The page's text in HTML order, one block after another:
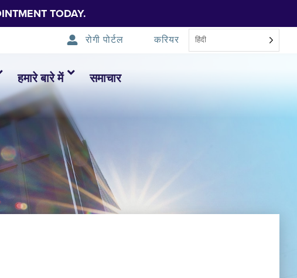
TODAY.
रोगी पोर्टल करियर हिंदी
हमारे बारे में समाचार